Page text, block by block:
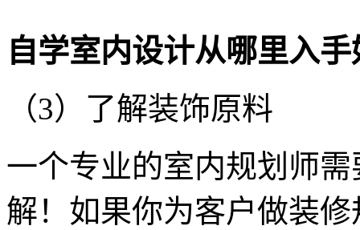
自学室内设计从哪里入手
（3）了解装饰原料
一个专业的室内规划师
解！如果你为客户做装